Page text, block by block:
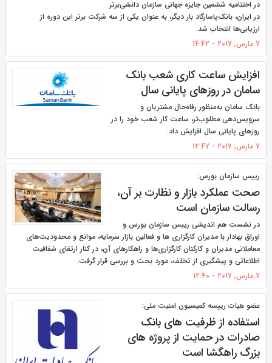
در اختتامیه ششمین جایزه جهانی سازمان دانشی‌برتر
در ایران، بانک‌پاسارگاد بار دیگر، به عنوان یکی از سه شرکت برتر این دوره از
ارزیابی‌ها انتخاب شد.
7 مارس, 2017 - 14:42
افزایش ساعت کاری شعب بانک
سامان در روزهای پایانی سال
بانک سامان به‌منظور رفاه‌حال مشتریان و
سرویس‌دهی مطلوب‌تر، ساعت کار شعب خود را در
روزهای پایانی سال افزایش داد.
7 مارس, 2017 - 12:47
رییس سازمان بورس:
صحت عملکرد بازار و نظارت بر آن،
رسالت سازمان است
در نشست هم اندیشی رییس سازمان بورس و
اوراق بهادار با مدیران کارگزاری ها و فعالین بازار سرمایه، موانع و محدودیت‌های
معاملاتی مدیران و کارکنان کارگزاری‌ها و راهکارهای آن، در کنار ارتقای شفافیت
اطلاعاتی و پیشگیری از تخلف، مورد بحث و بررسی قرار گرفت.
7 مارس, 2017 - 12:40
عضو هیات رییسه کمیسیون امنیت ملی:
استفاده از ظرفیت های بانک
صادرات در حمایت از پروژه های
بزرگ راهگشا است